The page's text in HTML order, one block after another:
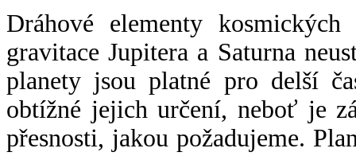
Dráhové elementy
gravitace Jupitera a Saturna
planety jsou platné pro delší
obtížné jejich určení, neboť je
přesnosti, jakou požadujeme.